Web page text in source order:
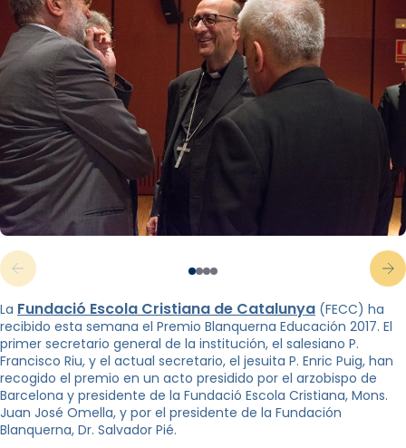
La Fundació Escola Cristiana de Catalunya (FECC) ha
recibido esta semana el Premio Blanquerna Educación 2017. El
primer secretario general de la institución, el salesiano P.
Francisco Riu, y el actual secretario, el jesuita P. Enric Puig, han
recogido el premio en un acto presidido por el arzobispo de
Barcelona y presidente de la Fundació Escola Cristiana, Mons.
Juan José Omella, y por el presidente de la Fundación
Blanquerna, Dr. Salvador Pié.